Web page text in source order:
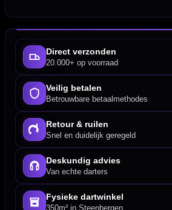
Direct verzonden
20.000+ op voorraad
Veilig betalen
Betrouwbare betaalmethodes
Retour & ruilen
Snel en duidelijk geregeld
Deskundig advies
Van echte darters
Fysieke dartwinkel
350m² in Steenbergen